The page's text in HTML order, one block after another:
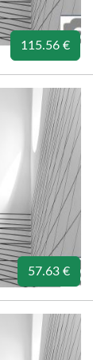
115.56 €
57.63 €